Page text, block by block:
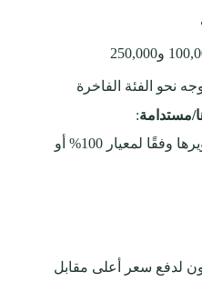
نحو الفئة الفاخرة
مستدامة:
ورق يحتوي على مكونات معاد تدويرها وفقًا لمعيار 100% أو
(68% مستعدون لدفع سعر أعلى مقابل